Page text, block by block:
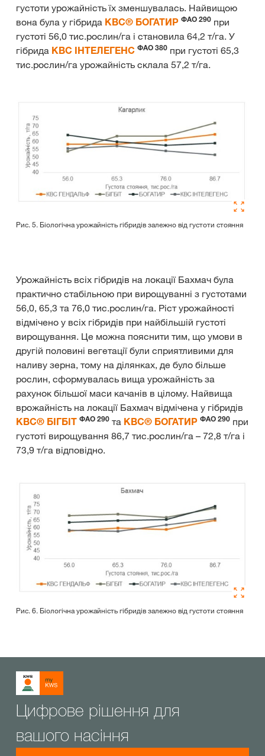
густоти урожайність їх зменшувалась. Найвищою
вона була у гібрида КВС® БОГАТИР ФАО 290 при
густоті 56,0 тис.рослин/га і становила 64,2 т/га. У
гібрида КВС ІНТЕЛЕГЕНС ФАО 380 при густоті 65,3
тис.рослин/га урожайність склала 57,2 т/га.
Рис. 5. Біологічна урожайність гібридів залежно від густоти стояння
Рис. 6. Біологічна урожайність гібридів залежно від густоти стояння
Урожайність всіх гібридів на локації Бахмач була
практично стабільною при вирощуванні з густотами
56,0, 65,3 та 76,0 тис.рослин/га. Ріст урожайності
відмічено у всіх гібридів при найбільшій густоті
вирощування. Це можна пояснити тим, що умови в
другій половині вегетації були сприятливими для
наливу зерна, тому на ділянках, де було більше
рослин, сформувалась вища урожайність за
рахунок більшої маси качанів в цілому. Найвища
врожайність на локації Бахмач відмічена у гібридів
КВС® БІГБІТ ФАО 290 та КВС® БОГАТИР ФАО 290 при
густоті вирощування 86,7 тис.рослин/га – 72,8 т/га і
73,9 т/га відповідно.
Цифрове рішення для
вашого насіння